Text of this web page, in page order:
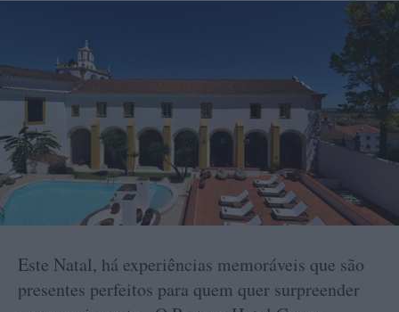
Este Natal, há experiências memoráveis que são
presentes perfeitos para quem quer surpreender